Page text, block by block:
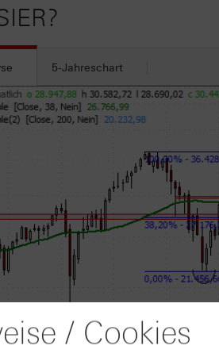
5-Jahreschart
/ Cookies